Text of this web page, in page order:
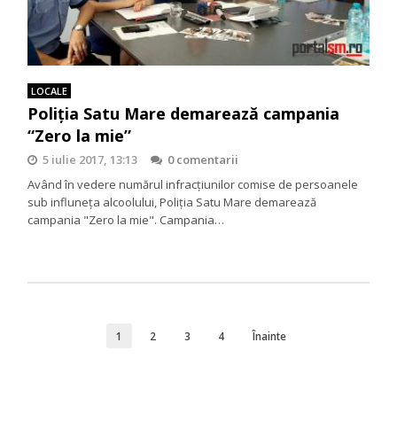
LOCALE
Poliţia Satu Mare demarează campania
“Zero la mie”
5 iulie 2017, 13:13
0 comentarii
Având în vedere numărul infracţiunilor comise de persoanele
sub influneţa alcoolului, Poliţia Satu Mare demarează
campania "Zero la mie". Campania…
1 2 3 4 Înainte